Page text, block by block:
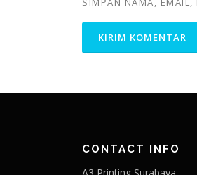
CONTACT INFO